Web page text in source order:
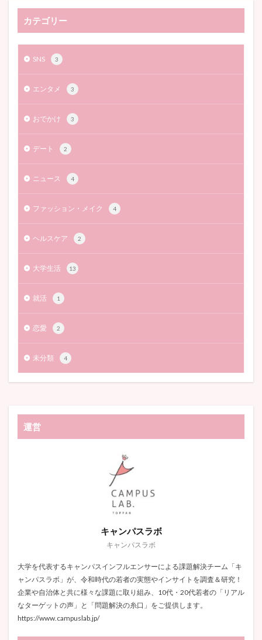
カテゴリー
SNS 3
エンタメ 3
おでかけ 3
デート 2
ニュース 4
ファッション・メイク 4
ヘルスケア 2
大学生活 13
就活 1
恋愛 2
未分類 4
運営
キャンパスラボ
キャンパスラボ
大学を代表するキャンパスインフルエンサーによる課題解決チーム「キ
ャンパスラボ」が、令和時代の若者の実態やインサイトを調査＆研究！
企業や自治体と共に様々な課題に取り組み、10代・20代若者の「リアル
なターゲットの声」と「問題解決の糸口」をご提供します。
https://www.campuslab.jp/